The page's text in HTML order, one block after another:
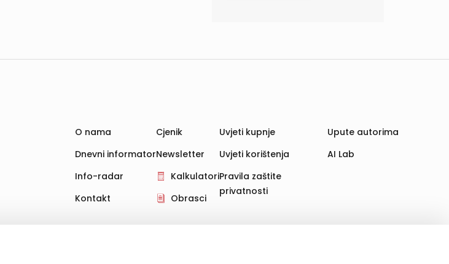
i obradu informacija na vašem uređaju. Time poboljšavamo korisničko iskustvo,
O nama
Dnevni informator
Info-radar
Kontakt
Cjenik
Newsletter
Kalkulatori
Obrasci
Uvjeti kupnje
Uvjeti korištenja
Pravila zaštite
privatnosti
Upute autorima
AI Lab